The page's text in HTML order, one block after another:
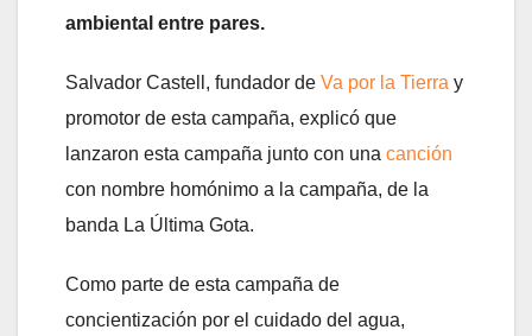
ambiental entre pares.
Salvador Castell, fundador de Va por la Tierra y
promotor de esta campaña, explicó que
lanzaron esta campaña junto con una canción
con nombre homónimo a la campaña, de la
banda La Última Gota.
Como parte de esta campaña de
concientización por el cuidado del agua,